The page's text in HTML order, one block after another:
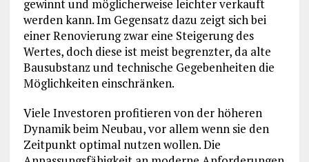
gewinnt und möglicherweise leichter verkauft
werden kann. Im Gegensatz dazu zeigt sich bei
einer Renovierung zwar eine Steigerung des
Wertes, doch diese ist meist begrenzter, da alte
Bausubstanz und technische Gegebenheiten die
Möglichkeiten einschränken.
Viele Investoren profitieren von der höheren
Dynamik beim Neubau, vor allem wenn sie den
Zeitpunkt optimal nutzen wollen. Die